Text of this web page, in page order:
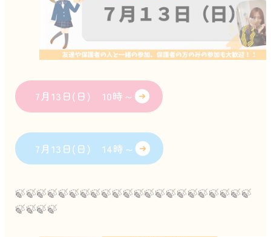
7月13日(日) 10時～
7月13日(日) 14時～
🍃🍃🍃🍃🍃🍃🍃🍃🍃🍃🍃🍃🍃🍃🍃🍃🍃🍃🍃🍃🍃🍃
🍃🍃🍃🍃